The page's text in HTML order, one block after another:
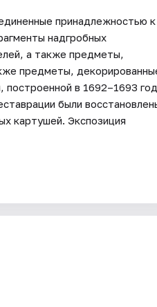
принадлежностью к
надгробных
а также предметы,
предметы,
построенной в 1692–1693
были
картушей. Экспозиция